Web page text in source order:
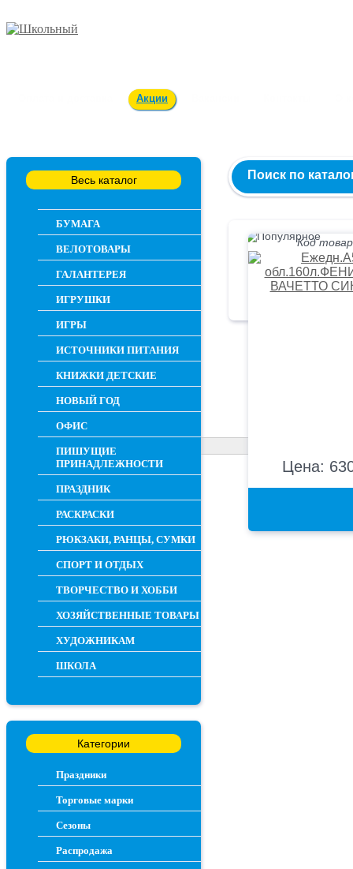
Акции
Весь каталог
БУМАГА
ВЕЛОТОВАРЫ
ГАЛАНТЕРЕЯ
ИГРУШКИ
ИГРЫ
ИСТОЧНИКИ ПИТАНИЯ
КНИЖКИ ДЕТСКИЕ
НОВЫЙ ГОД
ОФИС
ПИШУЩИЕ
ПРИНАДЛЕЖНОСТИ
ПРАЗДНИК
РАСКРАСКИ
РЮКЗАКИ, РАНЦЫ, СУМКИ
СПОРТ И ОТДЫХ
ТВОРЧЕСТВО И ХОББИ
ХОЗЯЙСТВЕННЫЕ ТОВАРЫ
ХУДОЖНИКАМ
ШКОЛА
Категории
Праздники
Торговые марки
Сезоны
Распродажа
Поиск по
Код
Цена: